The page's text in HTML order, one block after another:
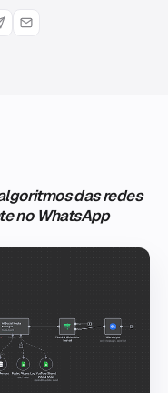
das redes
no WhatsApp